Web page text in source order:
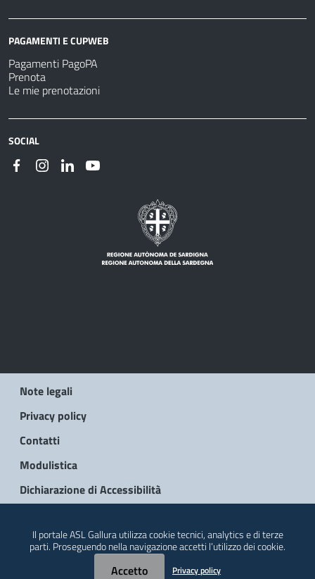
PAGAMENTI E CUPWEB
Pagamenti PagoPA
Prenota
Le mie prenotazioni
SOCIAL
Note legali
Privacy policy
Contatti
Modulistica
Dichiarazione di Accessibilità
Il portale ASL Gallura utilizza cookie tecnici, analytics e di terze
parti. Proseguendo nella navigazione accetti l’utilizzo dei cookie.
Accetto Privacy policy